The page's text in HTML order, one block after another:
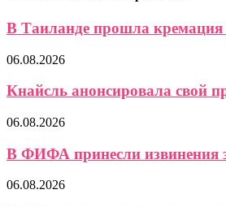
В Таиланде прошла
06.08.2026
Кнайсль анонсировала свой
06.08.2026
В ФИФА принесли извинения
06.08.2026